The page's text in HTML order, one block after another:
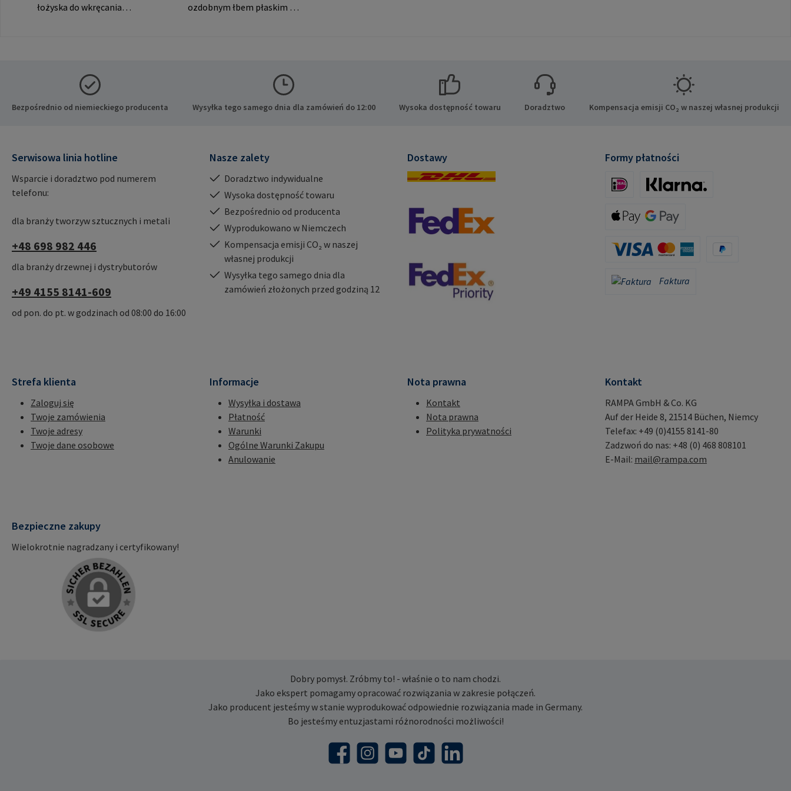
łożyska do wkręcania
RAMPA. Dane producenta:
RAMPA GmbH & Co. KG Auf
der Heide 8 21514 Büchen
ozdobnym łbem płaskim do
Mail: mail@rampa.com
Bezpośrednio od niemieckiego producenta Wysyłka tego samego dnia dla zamówień do 12:00 Wysoka dostępność towaru Doradztwo Kompensacja emisji CO₂ w naszej własnej produkcji
Serwisowa linia hotline
Wsparcie i doradztwo pod numerem
telefonu:
dla branży tworzyw sztucznych i metali
+48 698 982 446
dla branży drzewnej i dystrybutorów
+49 4155 8141-609
od pon. do pt. w godzinach od 08:00 do 16:00
Nasze zalety
Doradztwo indywidualne
Wysoka dostępność towaru
Bezpośrednio od producenta
Wyprodukowano w Niemczech
Kompensacja emisji CO₂ w naszej
własnej produkcji
Wysyłka tego samego dnia dla
zamówień złożonych przed godziną 12
Dostawy Formy płatności
Faktura
Faktura
Strefa klienta
Zaloguj się
Twoje zamówienia
Twoje adresy
Twoje dane osobowe
Informacje
Wysyłka i dostawa
Płatność
Warunki
Ogólne Warunki Zakupu
Anulowanie
Nota prawna
Kontakt
Nota prawna
Polityka prywatności
Kontakt
RAMPA GmbH & Co. KG
Auf der Heide 8, 21514 Büchen, Niemcy
Telefax: +49 (0)4155 8141-80
Zadzwoń do nas: +48 (0) 468 808101
E-Mail: mail@rampa.com
Bezpieczne zakupy
Wielokrotnie nagradzany i certyfikowany!
Dobry pomysł. Zróbmy to! - właśnie o to nam chodzi.
Jako ekspert pomagamy opracować rozwiązania w zakresie połączeń.
Jako producent jesteśmy w stanie wyprodukować odpowiednie rozwiązania made in Germany.
Bo jesteśmy entuzjastami różnorodności możliwości!
FacebookInstagramYouTubeTikTok LinkedIn